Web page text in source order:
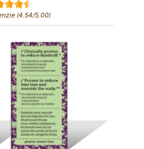
(4.54/5.00)